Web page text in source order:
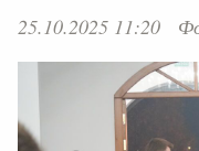
25.10.2025 11:20